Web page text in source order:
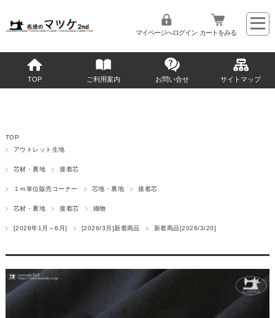
マイページへログイン カートをみる
TOP ご利用案内 お問い合せ サイトマップ
TOP
アウトレット生地
芯材・裏地 接着芯
１ｍ単位販売コーナー 芯地・裏地 接着芯
芯材・裏地 接着芯 織物
[2026年1月～6月] [2026/3月]新着商品 新着商品[2026/3/20]